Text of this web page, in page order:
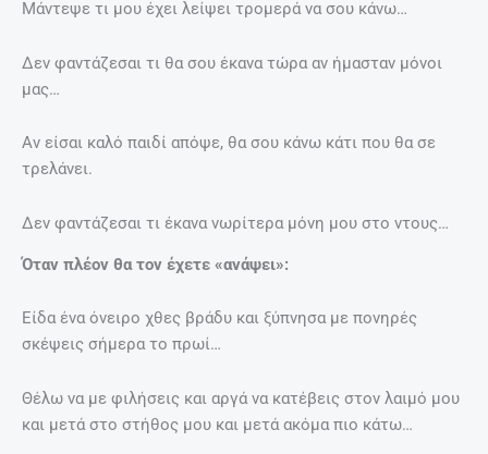
Μάντεψε τι μου έχει λείψει τρομερά να σου κάνω…
Δεν φαντάζεσαι τι θα σου έκανα τώρα αν ήμασταν μόνοι
μας…
Αν είσαι καλό παιδί απόψε, θα σου κάνω κάτι που θα σε
τρελάνει.
Δεν φαντάζεσαι τι έκανα νωρίτερα μόνη μου στο ντους…
Όταν πλέον θα τον έχετε «ανάψει»:
Είδα ένα όνειρο χθες βράδυ και ξύπνησα με πονηρές
σκέψεις σήμερα το πρωί…
Θέλω να με φιλήσεις και αργά να κατέβεις στον λαιμό μου
και μετά στο στήθος μου και μετά ακόμα πιο κάτω…